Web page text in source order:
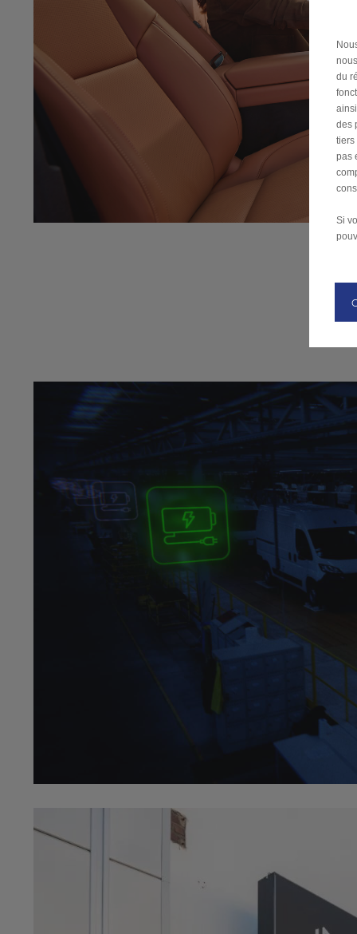
du
des
tiers
pas
Si